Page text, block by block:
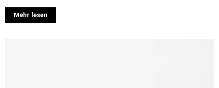
Mehr lesen